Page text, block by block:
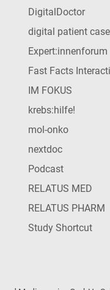
DigitalDoctor
digital patient
Expert:innenforum
Fast Facts
IM FOKUS
krebs:hilfe!
mol-onko
nextdoc
Podcast
RELATUS MED
RELATUS PHARM
Study Shortcut